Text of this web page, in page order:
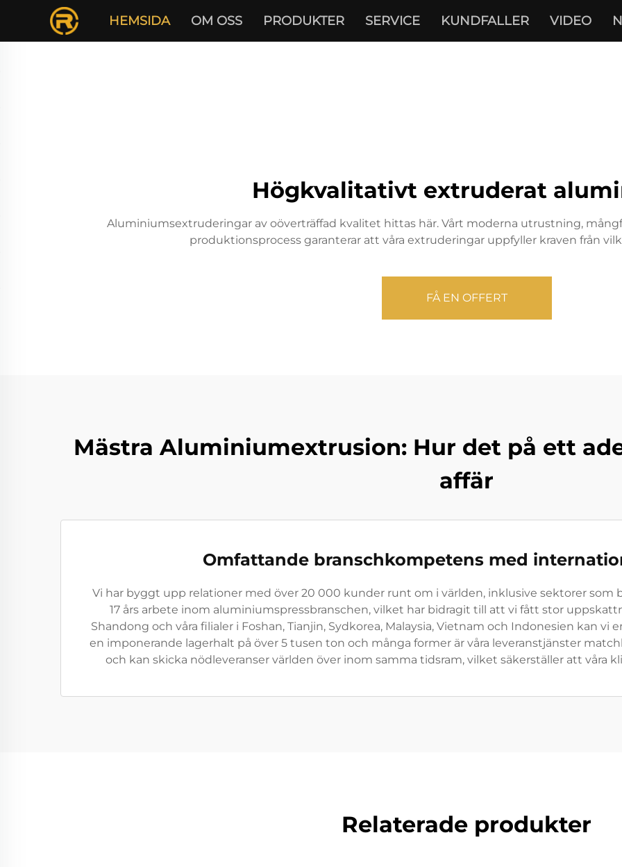
HEMSIDA OM OSS PRODUKTER SERVICE KUNDFALLER VIDEO
Högkvalitativt extruderat
Aluminiumsextruderingar av oöverträffad kvalitet hittas här. Vårt moderna utrustning,
produktionsprocess garanterar att våra extruderingar uppfyller kraven från
FÅ EN OFFERT
Mästra Aluminiumextrusion: Hur det på ett
affär
Omfattande branschkompetens med
Vi har byggt upp relationer med över 20 000 kunder runt om i världen, inklusive sektorer som
17 års arbete inom aluminiumspressbranschen, vilket har bidragit till att vi fått stor
Shandong och våra filialer i Foshan, Tianjin, Sydkorea, Malaysia, Vietnam och Indonesien kan vi
en imponerande lagerhalt på över 5 tusen ton och många former är våra leveranstjänster
och kan skicka nödleveranser världen över inom samma tidsram, vilket säkerställer att våra
Relaterade produkter